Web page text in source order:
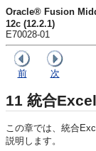
Oracle® Fusion
12c (12.2.1)
E70028-01
前 次
11 統合
この章では、統合
説明します。